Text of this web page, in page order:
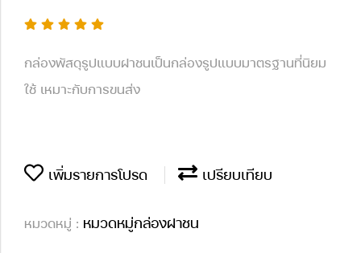
กล่องพัสดุรูปแบบฝาชนเป็นกล่องรูปแบบมาตรฐานที่นิยม
ใช้ เหมาะกับการขนส่ง
เพิ่มรายการโปรด เปรียบเทียบ
หมวดหมู่ : หมวดหมู่กล่องฝาชน